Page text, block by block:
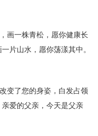
画一株青松，愿你健康长
片山水，愿你荡漾其中。
变了您的身姿，白发占领
爱的父亲，今天是父亲